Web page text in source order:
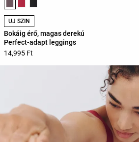
ÚJ SZÍN
Bokáig érő, magas derekú
Perfect-adapt leggings
14,995 Ft